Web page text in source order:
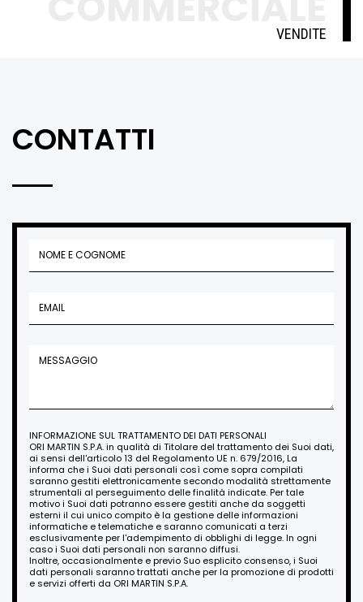
VENDITE
CONTATTI
INFORMAZIONE SUL TRATTAMENTO DEI DATI PERSONALI
ORI MARTIN S.P.A. in qualità di Titolare del trattamento dei Suoi dati,
ai sensi dell'articolo 13 del Regolamento UE n. 679/2016, La
informa che i Suoi dati personali così come sopra compilati
saranno gestiti elettronicamente secondo modalità strettamente
strumentali al perseguimento delle finalità indicate. Per tale
motivo i Suoi dati potranno essere gestiti anche da soggetti
esterni il cui unico compito è la gestione delle informazioni
informatiche e telematiche e saranno comunicati a terzi
esclusivamente per l'adempimento di obblighi di legge. In ogni
caso i Suoi dati personali non saranno diffusi.
Inoltre, occasionalmente e previo Suo esplicito consenso, i Suoi
dati personali saranno trattati anche per la promozione di prodotti
e servizi offerti da ORI MARTIN S.P.A.